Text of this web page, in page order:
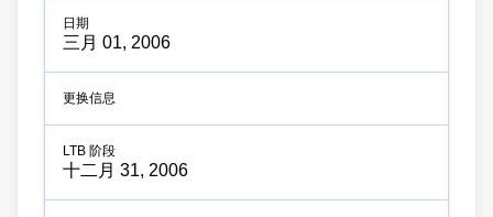
三月 01, 2006
十二月 31, 2006